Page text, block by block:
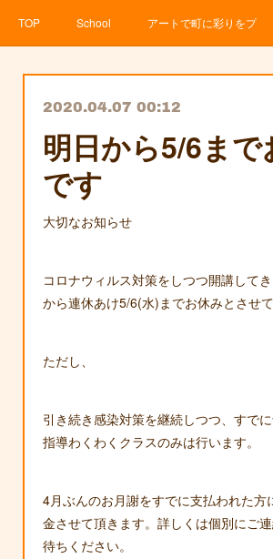
TOP School アートで町に彩りをプロ
2020.04.07 00:12
明日から5/6まで
です
大切なお知らせ
コロナウィルス対策をしつつ開講して
から連休あけ5/6(水)までお休みとさせ
ただし、
引き続き感染対策を継続しつつ、すで
指導わくわくクラスのみは行います。
4月ぶんのお月謝をすでに支払われた方
金させて頂きます。詳しくは個別にご
待ちください。